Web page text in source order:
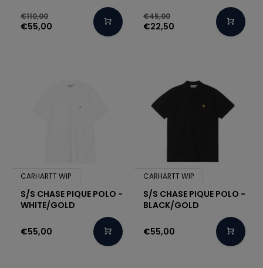
€110,00
€55,00
€45,00
€22,50
CARHARTT WIP
S/S CHASE PIQUE POLO -
WHITE/GOLD
€55,00
CARHARTT WIP
S/S CHASE PIQUE POLO -
BLACK/GOLD
€55,00